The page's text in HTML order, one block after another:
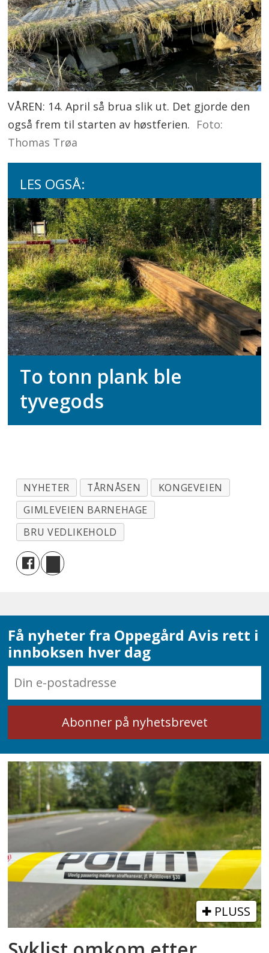
VÅREN: 14. April så brua slik ut. Det gjorde den
også frem til starten av høstferien. Foto:
Thomas Trøa
LES OGSÅ:
To tonn plank ble
tyvegods
NYHETER TÅRNÅSEN
KONGEVEIEN
GIMLEVEIEN BARNEHAGE
BRU VEDLIKEHOLD
Få nyheter fra Oppegård Avis rett i
innboksen hver dag
PLUSS